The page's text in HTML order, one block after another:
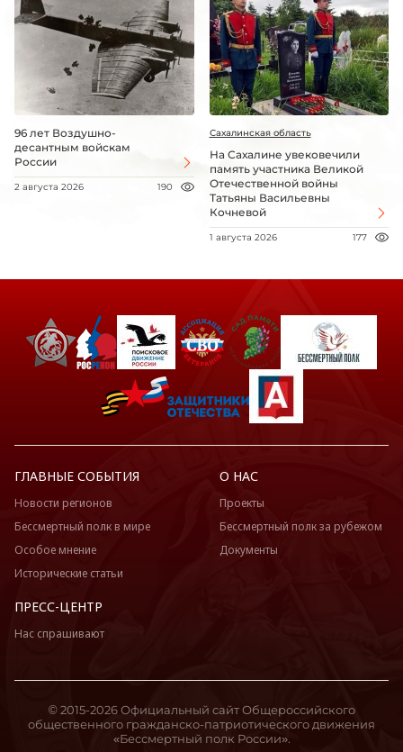
96 лет Воздушно-
десантным войскам
России
2 августа 2026 190
Сахалинская область
На Сахалине увековечили
память участника Великой
Отечественной войны
Татьяны Васильевны
Кочневой
1 августа 2026 177
ГЛАВНЫЕ СОБЫТИЯ
Новости регионов
Бессмертный полк в мире
Особое мнение
Исторические статьи
О НАС
Проекты
Бессмертный полк за рубежом
Документы
ПРЕСС-ЦЕНТР
Нас спрашивают
© 2015-2026 Официальный сайт Общероссийского
общественного гражданско-патриотического движения
«Бессмертный полк России».